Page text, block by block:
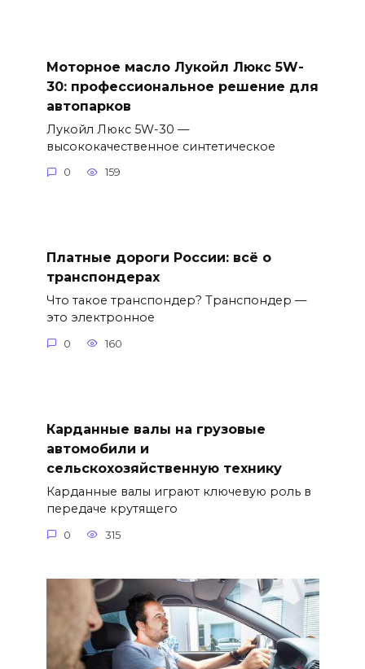
Моторное масло Лукойл Люкс 5W-
30: профессиональное решение для
автопарков
Лукойл Люкс 5W-30 —
высококачественное синтетическое
0 159
Платные дороги России: всё о
транспондерах
Что такое транспондер? Транспондер —
это электронное
0 160
Карданные валы на грузовые
автомобили и
сельскохозяйственную технику
Карданные валы играют ключевую роль в
передаче крутящего
0 315